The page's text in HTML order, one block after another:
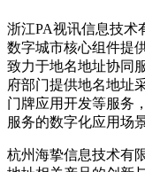
浙江PA视讯信息技术
数字城市核心组件提
致力于地名地址协同
府部门提供地名地址
门牌应用开发等服务
服务的数字化应用场景
杭州海挚信息技术有